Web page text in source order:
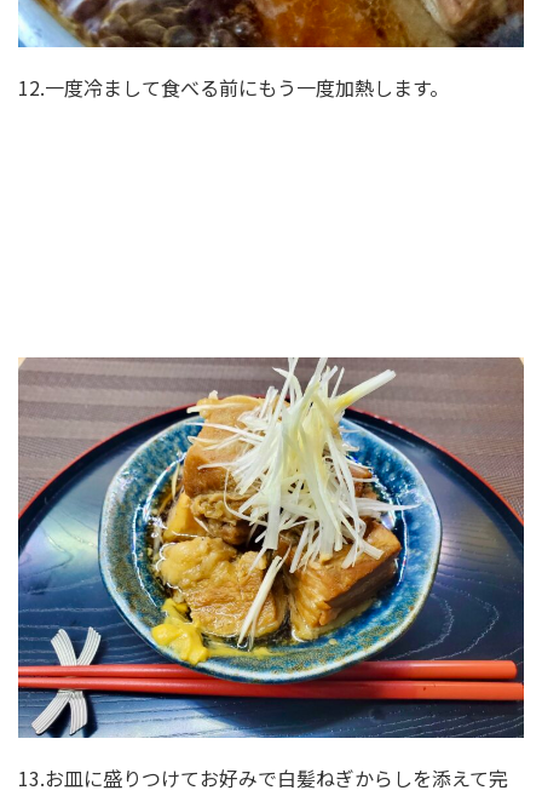
12.一度冷まして食べる前にもう一度加熱します。
13.お皿に盛りつけてお好みで白髪ねぎからしを添えて完